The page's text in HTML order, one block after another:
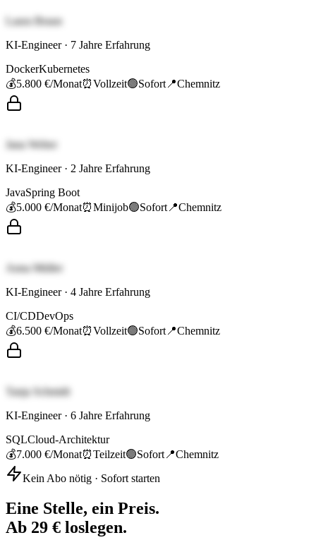
Laura Braun
KI-Engineer· 7 Jahre Erfahrung
DockerKubernetes
💰5.800 €/Monat⏰Vollzeit🟢Sofort 📍Chemnitz
Jana Weber
KI-Engineer· 2 Jahre Erfahrung
JavaSpring Boot
💰5.000 €/Monat⏰Minijob🟢Sofort 📍Chemnitz
Anna Müller
KI-Engineer· 4 Jahre Erfahrung
CI/CDDevOps
💰6.500 €/Monat⏰Vollzeit🟢Sofort 📍Chemnitz
Tanja Schmidt
KI-Engineer· 6 Jahre Erfahrung
SQLCloud-Architektur
💰7.000 €/Monat⏰Teilzeit🟢Sofort 📍Chemnitz
Kein Abo nötig · Sofort starten
Eine Stelle, ein Preis.
Ab 29 € loslegen.